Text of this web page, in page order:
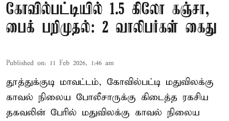
கோவில்பட்டியில் 1.5 கிலோ கஞ்சா,
பைக் பறிமுதல்: 2 வாலிபர்கள் கைது
Published on: 11 Feb 2026, 1:46 am
தூத்துக்குடி மாவட்டம், கோவில்பட்டி மதுவிலக்கு
காவல் நிலைய போலீசாருக்கு கிடைத்த ரகசிய
தகவலின் பேரில் மதுவிலக்கு காவல் நிலைய